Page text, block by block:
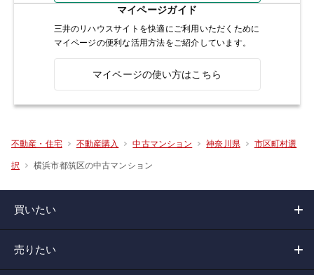
マイページガイド
三井のリハウスサイトを快適にご利用いただくために
マイページの便利な活用方法をご紹介しています。
マイページの使い方はこちら
不動産・住宅 不動産購入 中古マンション 神奈川県 市区町村選
択 横浜市都筑区の中古マンション
買いたい
売りたい